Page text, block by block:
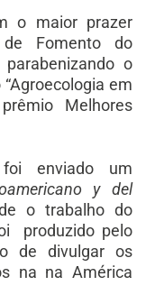
o maior prazer
de Fomento do
o
em
Melhores
foi enviado um
y del
o trabalho do
produzido pelo
de divulgar os
na na América